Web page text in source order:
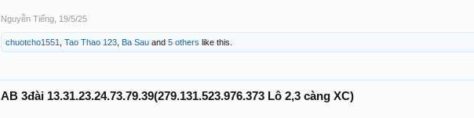
Nguyễn Tiếng 19/5/25
chuotcho1551 Tao Thao 123 Ba Sau and 5 others like this.
AB 3đài 13.31.23.24.73.79.39(279.131.523.976.373 Lô 2,3 càng XC)